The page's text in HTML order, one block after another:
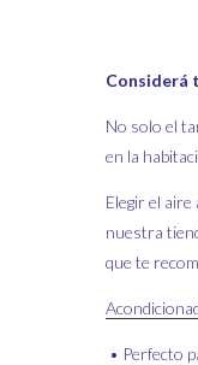
Considerá
No solo el
en la
Elegir el
nuestra
que te
• Perfecto